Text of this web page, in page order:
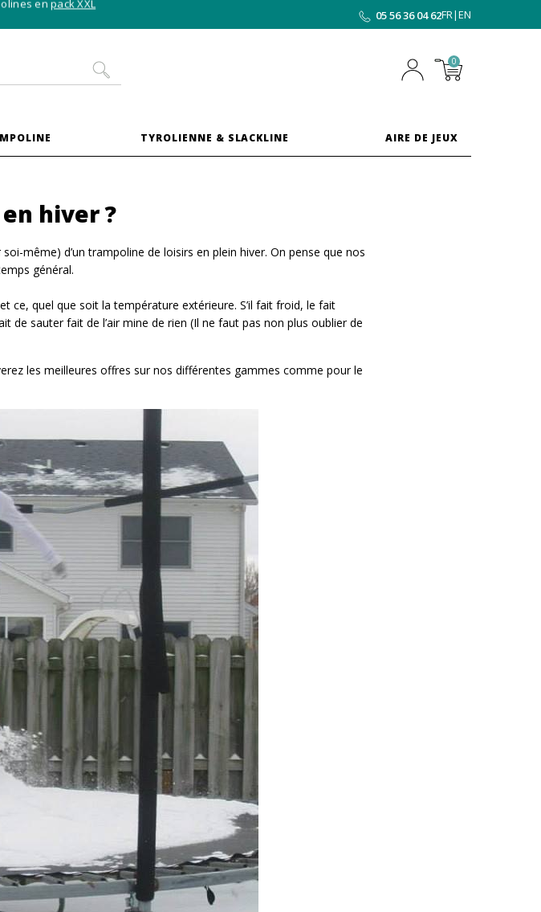
enpack XXL 05 56 36 04 62FR|EN
0
TYROLIENNE & SLACKLINE AIRE DE JEUX
hiver ?
même) d’un trampoline de loisirs en plein hiver. On pense que nos
général.
ce, quel que soit la température extérieure. S’il fait froid, le fait
de sauter fait de l’air mine de rien (Il ne faut pas non plus oublier de
les meilleures offres sur nos différentes gammes comme pour le